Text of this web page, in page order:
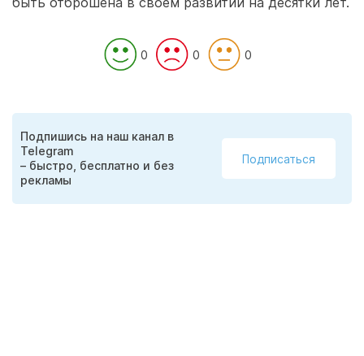
0 0 0
Подпишись на наш канал в
Telegram
– быстро, бесплатно и без
рекламы
Подписаться